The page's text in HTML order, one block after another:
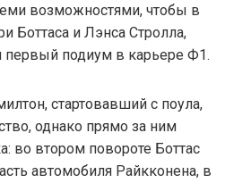
возможностями, чтобы в
Боттаса и Лэнса Стролла,
первый подиум в карьере Ф1.
стартовавший с поула,
однако прямо за ним
во втором повороте Боттас
автомобиля Райкконена, в